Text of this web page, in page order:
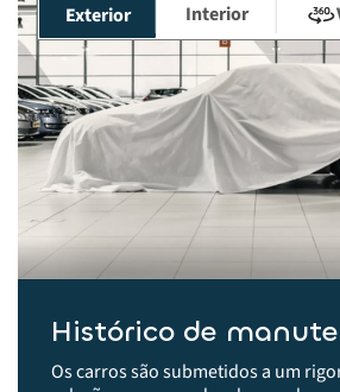
Exterior Interior
Histórico de
Os carros são submetidos a um